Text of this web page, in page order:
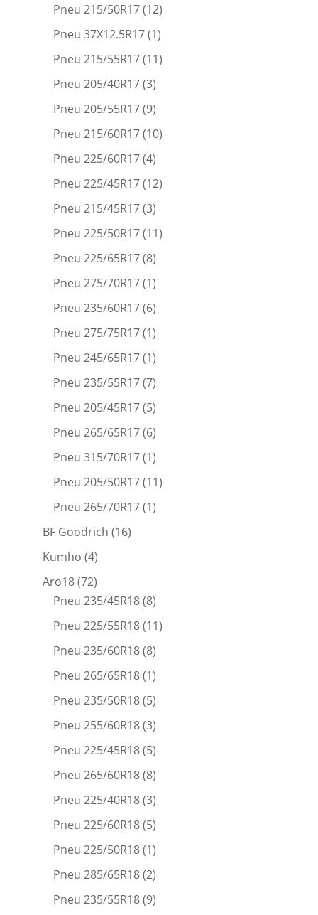
Pneu 215/50R17(12)
Pneu 37X12.5R17(1)
Pneu 215/55R17(11)
Pneu 205/40R17(3)
Pneu 205/55R17(9)
Pneu 215/60R17(10)
Pneu 225/60R17(4)
Pneu 225/45R17(12)
Pneu 215/45R17(3)
Pneu 225/50R17(11)
Pneu 225/65R17(8)
Pneu 275/70R17(1)
Pneu 235/60R17(6)
Pneu 275/75R17(1)
Pneu 245/65R17(1)
Pneu 235/55R17(7)
Pneu 205/45R17(5)
Pneu 265/65R17(6)
Pneu 315/70R17(1)
Pneu 205/50R17(11)
Pneu 265/70R17(1)
BF Goodrich (16)
Kumho (4)
Aro18(72)
Pneu 235/45R18(8)
Pneu 225/55R18(11)
Pneu 235/60R18(8)
Pneu 265/65R18(1)
Pneu 235/50R18(5)
Pneu 255/60R18(3)
Pneu 225/45R18(5)
Pneu 265/60R18(8)
Pneu 225/40R18(3)
Pneu 225/60R18(5)
Pneu 225/50R18(1)
Pneu 285/65R18(2)
Pneu 235/55R18(9)